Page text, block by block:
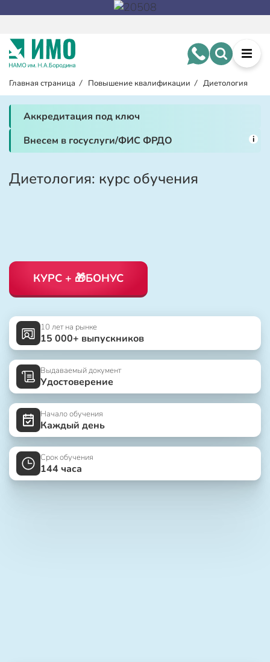
Главная страница / Повышение квалификации / Диетология
Аккредитация под ключ
Внесем в госуслуги/ФИС ФРДО
i
Диетология: курс обучения
КУРС + 🎁БОНУС
10 лет на рынке
15 000+ выпускников
Выдаваемый документ
Удостоверение
Начало обучения
Каждый день
Срок обучения
144 часа